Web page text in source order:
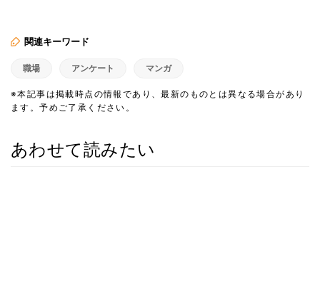
関連キーワード
職場 アンケート マンガ
※本記事は掲載時点の情報であり、最新のものとは異なる場合があり
ます。予めご了承ください。
あわせて読みたい